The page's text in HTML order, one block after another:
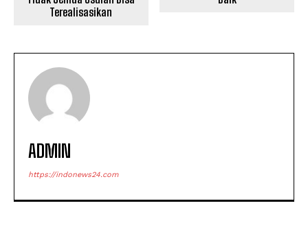
Terealisasikan
ADMIN
https://indonews24.com